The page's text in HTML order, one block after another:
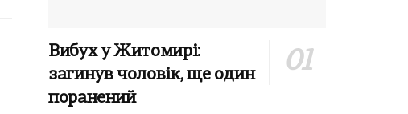
Вибух у Житомирі:
загинув чоловік, ще один
поранений